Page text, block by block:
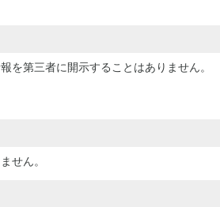
を第三者に開示することはありません。
せん。